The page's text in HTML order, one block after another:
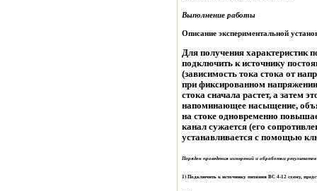
Выполнение работы
Описание экспериментальной
Для получения характеристик
подключить к источнику
(зависимость тока стока от
при фиксированном
стока сначала растет, а затем
напоминающее насыщение, объясняется тем, что с
на стоке одновременно
канал сужается (его сопротивление возрастает). Напряжение на
устанавливается с помощью
Порядок проведения измерений и обработки результатов
1) Подключить к источнику питания ВС 4-12 схему,